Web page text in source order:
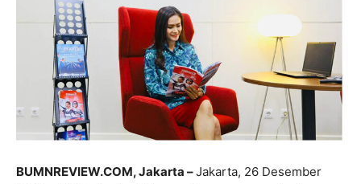
BUMNREVIEW.COM, Jakarta –Jakarta, 26 Desember